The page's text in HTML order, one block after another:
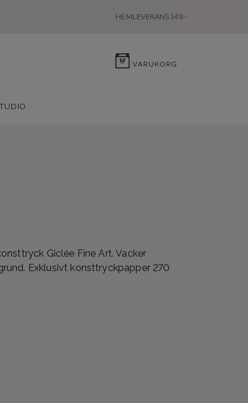
HEMLEVERANS 149:-
0 VARUKORG
Giclée Fine Art. Vacker
Exklusivt konsttryckpapper 270